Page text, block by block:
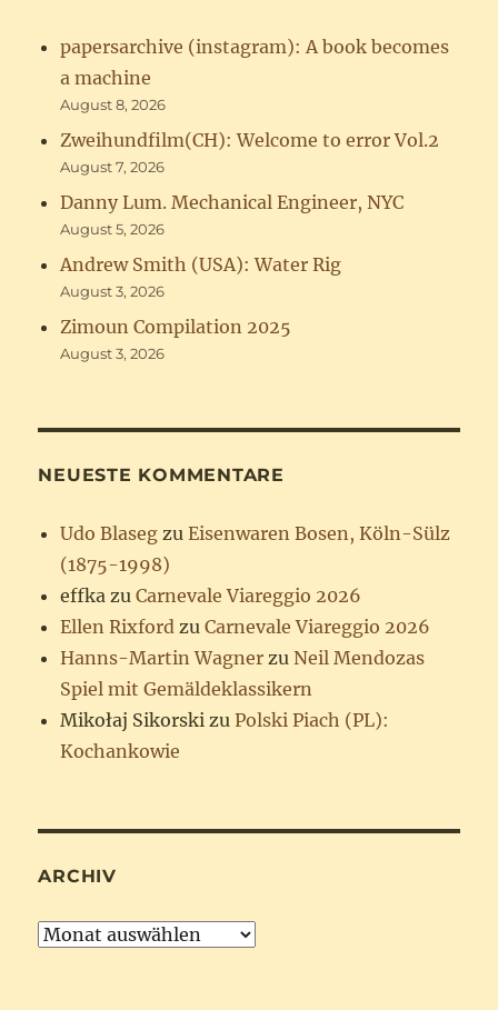
papersarchive (instagram): A book becomes
a machine
August 8, 2026
Zweihundfilm(CH): Welcome to error Vol.2
August 7, 2026
Danny Lum. Mechanical Engineer, NYC
August 5, 2026
Andrew Smith (USA): Water Rig
August 3, 2026
Zimoun Compilation 2025
August 3, 2026
NEUESTE KOMMENTARE
Udo Blaseg zuEisenwaren Bosen, Köln-Sülz
(1875-1998)
effka zuCarnevale Viareggio 2026
Ellen Rixford zuCarnevale Viareggio 2026
Hanns-Martin Wagner zuNeil Mendozas
Spiel mit Gemäldeklassikern
Mikołaj Sikorski zuPolski Piach (PL):
Kochankowie
ARCHIV
Archiv